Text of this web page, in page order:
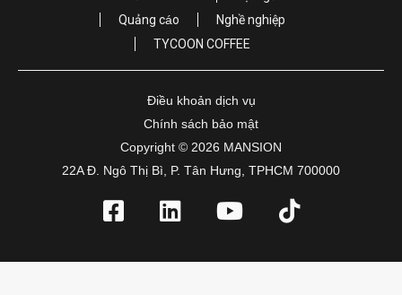
Quảng cáo
Nghề nghiệp
TYCOON COFFEE
Điều khoản dịch vụ
Chính sách bảo mật
Copyright © 2026 MANSION
22A Đ. Ngô Thị Bì, P. Tân Hưng, TPHCM 700000